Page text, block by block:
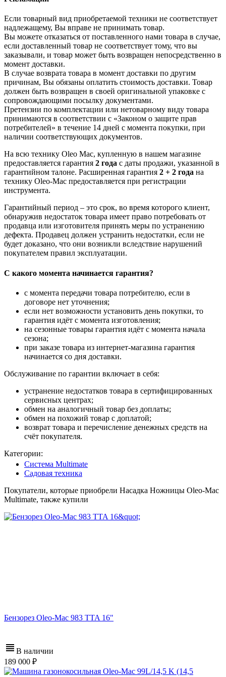
Если товарный вид приобретаемой техники не соответствует
надлежащему, Вы вправе не принимать товар.
Вы можете отказаться от поставленного нами товара в случае,
если доставленный товар не соответствует тому, что вы
заказывали, и товар может быть возвращен непосредственно в
момент доставки.
В случае возврата товара в момент доставки по другим
причинам, Вы обязаны оплатить стоимость доставки. Товар
должен быть возвращен в своей оригинальной упаковке с
сопровождающими посылку документами.
Претензии по комплектации или нетоварному виду товара
принимаются в соответствии с «Законом о защите прав
потребителей» в течение 14 дней с момента покупки, при
наличии соответствующих документов.
На всю технику Oleo Mac, купленную в нашем магазине
предоставляется гарантия 2 года с даты продажи, указанной в
гарантийном талоне. Расширенная гарантия 2 + 2 года на
технику Oleo-Mac предоставляется при регистрации
инструмента.
Гарантийный период – это срок, во время которого клиент,
обнаружив недостаток товара имеет право потребовать от
продавца или изготовителя принять меры по устранению
дефекта. Продавец должен устранить недостатки, если не
будет доказано, что они возникли вследствие нарушений
покупателем правил эксплуатации.
С какого момента начинается гарантия?
с момента передачи товара потребителю, если в
договоре нет уточнения;
если нет возможности установить день покупки, то
гарантия идёт с момента изготовления;
на сезонные товары гарантия идёт с момента начала
сезона;
при заказе товара из интернет-магазина гарантия
начинается со дня доставки.
Обслуживание по гарантии включает в себя:
устранение недостатков товара в сертифицированных
сервисных центрах;
обмен на аналогичный товар без доплаты;
обмен на похожий товар с доплатой;
возврат товара и перечисление денежных средств на
счёт покупателя.
Категории:
Система Multimate
Садовая техника
Покупатели, которые приобрели Насадка Ножницы Oleo-Mac
Multimate, также купили
Бензорез Oleo-Mac 983 TTA 16"
В наличии
189 000